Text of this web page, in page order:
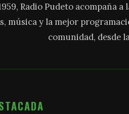
Radio Pudeto acompaña
música y la mejor
comunidad, desde